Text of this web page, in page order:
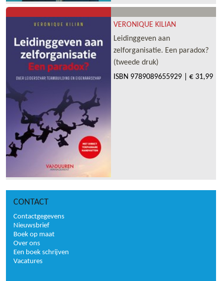
VERONIQUE KILIAN
Leidinggeven aan
zelforganisatie. Een paradox?
(tweede druk)
ISBN 9789089655929 € 31,99
CONTACT
Contactgegevens
Nieuwsbrief
Boek op maat
Over ons
Een boek schrijven
Vacatures